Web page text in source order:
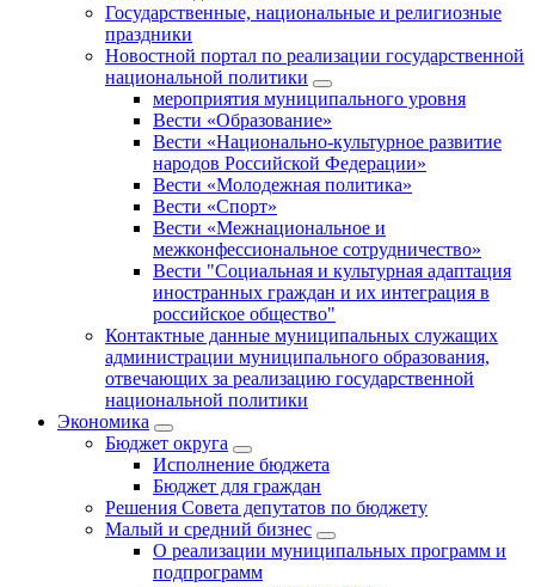
Государственные, национальные и религиозные
праздники
Новостной портал по реализации государственной
национальной политики
мероприятия муниципального уровня
Вести «Образование»
Вести «Национально-культурное развитие
народов Российской Федерации»
Вести «Молодежная политика»
Вести «Спорт»
Вести «Межнациональное и
межконфессиональное сотрудничество»
Вести "Социальная и культурная адаптация
иностранных граждан и их интеграция в
российское общество"
Контактные данные муниципальных служащих
администрации муниципального образования,
отвечающих за реализацию государственной
национальной политики
Экономика
Бюджет округa
Исполнение бюджета
Бюджет для граждан
Решения Совета депутатов по бюджету
Малый и средний бизнес
О реализации муниципальных программ и
подпрограмм